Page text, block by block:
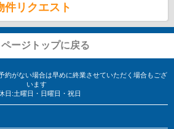
件リクエスト
ページトップに戻る
がない場合は早めに終業させていただく場合もござ
います
日:土曜日・日曜日・祝日